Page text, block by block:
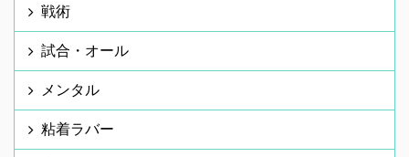
戦術
試合・オール
メンタル
粘着ラバー